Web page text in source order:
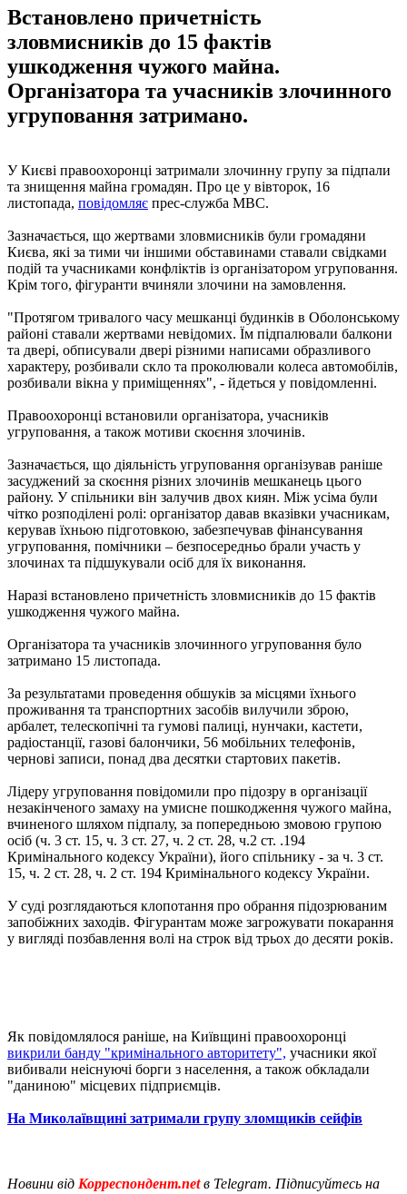
Встановлено причетність
зловмисників до 15 фактів
ушкодження чужого майна.
Організатора та учасників злочинного
угруповання затримано.
У Києві правоохоронці затримали злочинну групу за підпали
та знищення майна громадян. Про це у вівторок, 16
листопада, повідомляє прес-служба МВС.
Зазначається, що жертвами зловмисників були громадяни
Києва, які за тими чи іншими обставинами ставали свідками
подій та учасниками конфліктів із організатором угруповання.
Крім того, фігуранти вчиняли злочини на замовлення.
"Протягом тривалого часу мешканці будинків в Оболонському
районі ставали жертвами невідомих. Їм підпалювали балкони
та двері, обписували двері різними написами образливого
характеру, розбивали скло та проколювали колеса автомобілів,
розбивали вікна у приміщеннях", - йдеться у повідомленні.
Правоохоронці встановили організатора, учасників
угруповання, а також мотиви скоєння злочинів.
Зазначається, що діяльність угруповання організував раніше
засуджений за скоєння різних злочинів мешканець цього
району. У спільники він залучив двох киян. Між усіма були
чітко розподілені ролі: організатор давав вказівки учасникам,
керував їхньою підготовкою, забезпечував фінансування
угруповання, помічники – безпосередньо брали участь у
злочинах та підшукували осіб для їх виконання.
Наразі встановлено причетність зловмисників до 15 фактів
ушкодження чужого майна.
Організатора та учасників злочинного угруповання було
затримано 15 листопада.
За результатами проведення обшуків за місцями їхнього
проживання та транспортних засобів вилучили зброю,
арбалет, телескопічні та гумові палиці, нунчаки, кастети,
радіостанції, газові балончики, 56 мобільних телефонів,
чернові записи, понад два десятки стартових пакетів.
Лідеру угруповання повідомили про підозру в організації
незакінченого замаху на умисне пошкодження чужого майна,
вчиненого шляхом підпалу, за попередньою змовою групою
осіб (ч. 3 ст. 15, ч. 3 ст. 27, ч. 2 ст. 28, ч.2 ст. .194
Кримінального кодексу України), його спільнику - за ч. 3 ст.
15, ч. 2 ст. 28, ч. 2 ст. 194 Кримінального кодексу України.
У суді розглядаються клопотання про обрання підозрюваним
запобіжних заходів. Фігурантам може загрожувати покарання
у вигляді позбавлення волі на строк від трьох до десяти років.
Як повідомлялося раніше, на Київщині правоохоронці
викрили банду "кримінального авторитету", учасники якої
вибивали неіснуючі борги з населення, а також обкладали
"даниною" місцевих підприємців.
На Миколаївщині затримали групу зломщиків сейфів
Новини від Корреспондент.netв Telegram. Підписуйтесь на